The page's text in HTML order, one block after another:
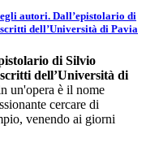
autori. Dall’epistolario di
dell’Università di Pavia
di Silvio
dell’Università di
un'opera è il nome
cercare di
venendo ai giorni